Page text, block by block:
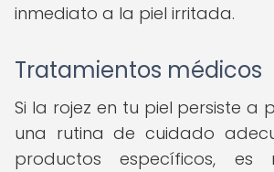
inmediato a la piel irritada.
Tratamientos médicos
Si la rojez en tu piel persiste a
una rutina de cuidado
productos específicos, es